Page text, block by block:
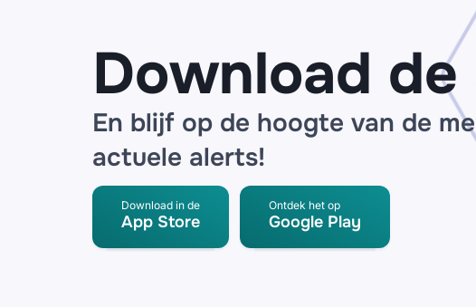
Download de
En blijf op de hoogte van de
actuele alerts!
Download in de
App Store
Ontdek het op
Google Play